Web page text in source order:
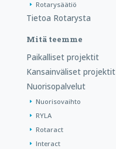
Rotarysäätiö
Tietoa Rotarysta
Mitä teemme
Paikalliset projektit
Kansainväliset projektit
Nuorisopalvelut
Nuorisovaihto
RYLA
Rotaract
Interact